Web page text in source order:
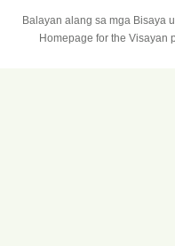
Balayan alang sa mga Bisaya
Homepage for the Visayan